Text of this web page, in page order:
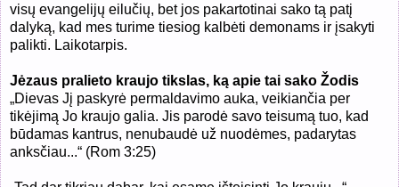
visų evangelijų eilučių, bet jos pakartotinai sako tą patį
dalyką, kad mes turime tiesiog kalbėti demonams ir įsakyti
palikti. Laikotarpis.
Jėzaus pralieto kraujo tikslas, ką apie tai sako Žodis
„Dievas Jį paskyrė permaldavimo auka, veikiančia per
tikėjimą Jo kraujo galia. Jis parodė savo teisumą tuo, kad
būdamas kantrus, nenubaudė už nuodėmes, padarytas
anksčiau...“ (Rom 3:25)